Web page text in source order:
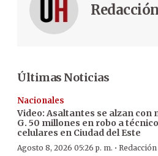
Últimas Noticias
Nacionales
Video: Asaltantes se alzan con
G. 50 millones en robo a
celulares en Ciudad del Este
Agosto 8, 2026 05:26 p. m. · Redacción